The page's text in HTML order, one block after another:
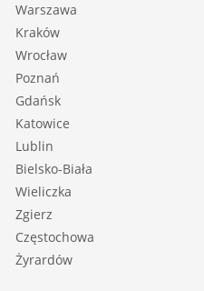
Warszawa
Kraków
Wrocław
Poznań
Gdańsk
Katowice
Lublin
Bielsko-Biała
Wieliczka
Zgierz
Częstochowa
Żyrardów